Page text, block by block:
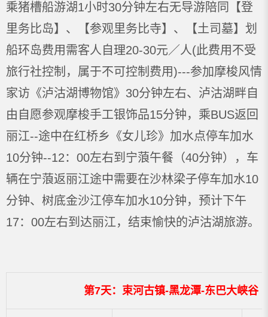
乘猪槽船游湖1小时30分钟左右无导游陪同【登
里务比岛】、【参观里务比寺】、【土司墓】划
船环岛费用需客人自理20-30元／人(此费用不受
旅行社控制，属于不可控制费用)---参加摩梭风情
家访《泸沽湖博物馆》30分钟左右、泸沽湖畔自
由自愿参观摩梭手工银饰品15分钟，乘BUS返回
丽江--途中在红桥乡《女儿珍》加水点停车加水
10分钟--12：00左右到宁蒗午餐（40分钟），车
辆在宁蒗返丽江途中需要在沙林梁子停车加水10
分钟、树底金沙江停车加水10分钟，预计下午
17：00左右到达丽江，结束愉快的泸沽湖旅游。
第7天：束河古镇-黑龙潭-东巴大峡谷